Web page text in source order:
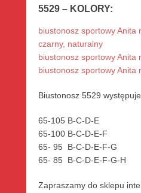
5529 – KOLORY:
biustonosz sportowy Anita
czarny, naturalny
biustonosz sportowy Anita
biustonosz sportowy Anita
Biustonosz 5529
65-105 B-C-D-E
65-100 B-C-D-E-F
65- 95 B-C-D-E-F-G
65- 85 B-C-D-E-F-G-H
Zapraszamy do sklepu